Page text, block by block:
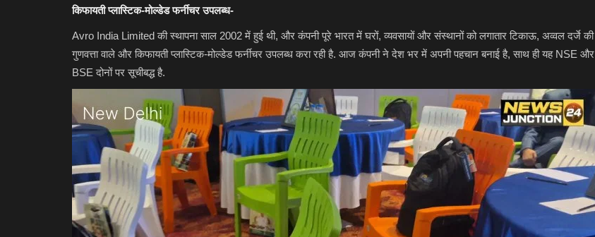
किफायती प्लास्टिक-मोल्डेड फर्नीचर उपलब्ध-
Avro India Limited की स्थापना साल 2002 में हुई थी, और कंपनी पूरे भारत में घरों, व्यवसायों और संस्थानों को लगातार टिकाऊ, अव्वल दर्जे की
गुणवत्ता वाले और किफायती प्लास्टिक-मोल्डेड फर्नीचर उपलब्ध करा रही है. आज कंपनी ने देश भर में अपनी पहचान बनाई है, साथ ही यह NSE और
BSE दोनों पर सूचीबद्ध है.